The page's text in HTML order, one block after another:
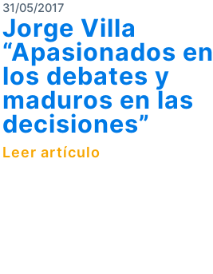
31/05/2017
Jorge Villa
“Apasionados en
los debates y
maduros en las
decisiones”
Leer artículo